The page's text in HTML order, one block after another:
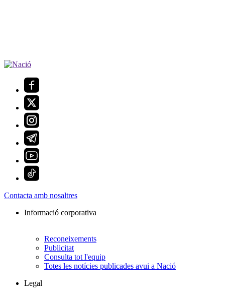
Contacta amb nosaltres
Informació corporativa
Reconeixements
Publicitat
Consulta tot l'equip
Totes les notícies publicades avui a Nació
Legal